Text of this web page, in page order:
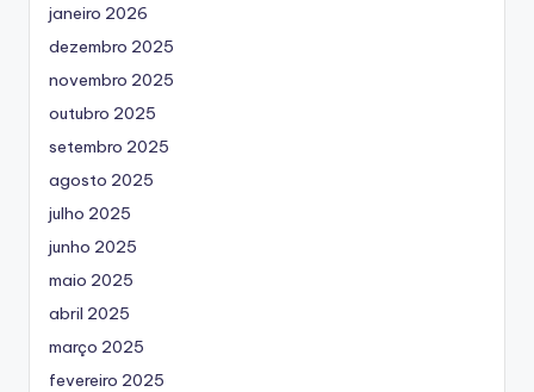
janeiro 2026
dezembro 2025
novembro 2025
outubro 2025
setembro 2025
agosto 2025
julho 2025
junho 2025
maio 2025
abril 2025
março 2025
fevereiro 2025